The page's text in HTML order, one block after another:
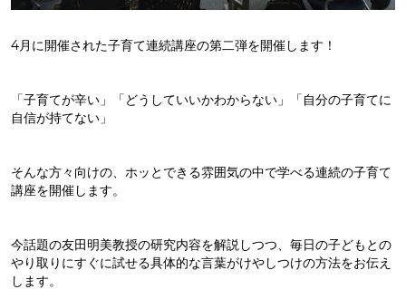
4月に開催された子育て連続講座の第二弾を開催します！
「子育てが辛い」「どうしていいかわからない」「自分の子育てに
自信が持てない」
そんな方々向けの、ホッとできる雰囲気の中で学べる連続の子育て
講座を開催します。
今話題の友田明美教授の研究内容を解説しつつ、毎日の子どもとの
やり取りにすぐに試せる具体的な言葉がけやしつけの方法をお伝え
します。